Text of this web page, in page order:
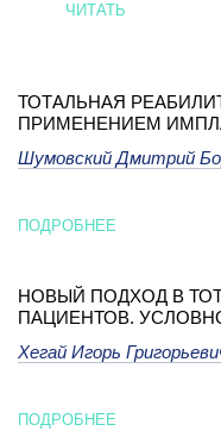
ЧИТАТЬ
ТОТАЛЬНАЯ
ПРИМЕНЕНИЕМ
Шумовский Дмитрий
ПОДРОБНЕЕ
НОВЫЙ ПОДХОД В
ПАЦИЕНТОВ.
Хегай Игорь
ПОДРОБНЕЕ